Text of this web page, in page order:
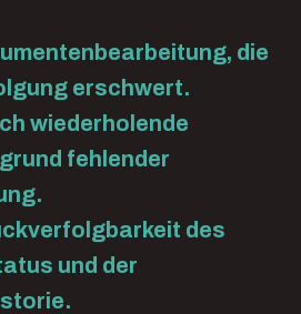
die
erschwert.
wiederholende
fehlender
des
und der